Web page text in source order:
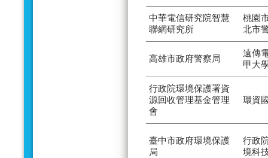
中華電信研究院智慧
聯網研究所
桃園
北市
高雄市政府警察局
遠傳
甲大
行政院環境保護署資
源回收管理基金管理
會
環資
臺中市政府環境保護
局
行政
境科